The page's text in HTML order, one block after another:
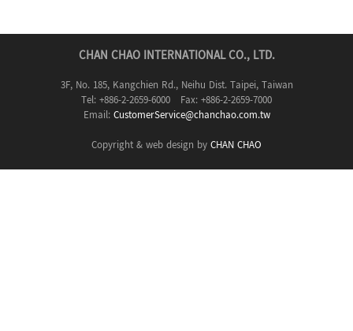
CHAN CHAO INTERNATIONAL CO., LTD.
3F, No. 185, Kangchien Rd., Neihu Dist. Taipei, Taiwan
Tel: +886-2-2659-6000 Fax: +886-2-2659-7000
Email:CustomerService@chanchao.com.tw
Copyright & web design byCHAN CHAO